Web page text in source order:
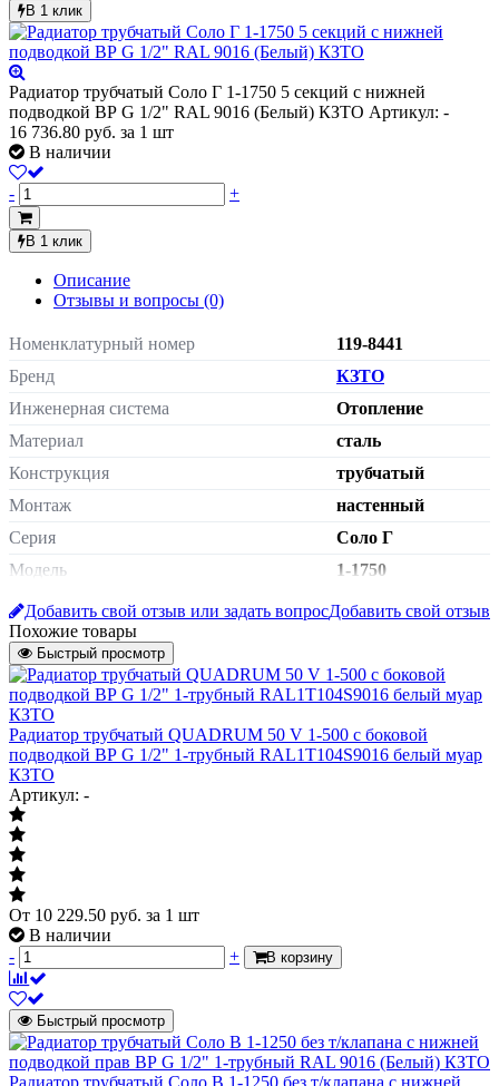
В 1 клик
Радиатор трубчатый Соло Г 1-1750 5 секций с нижней
подводкой ВР G 1/2" RAL 9016 (Белый) КЗТО Артикул: -
16 736.80 руб. за 1 шт
В наличии
- +
В 1 клик
Описание
Отзывы и вопросы (0)
Номенклатурный номер
119-8441
Бренд
КЗТО
Инженерная система
Отопление
Материал
сталь
Конструкция
трубчатый
Монтаж
настенный
Серия
Соло Г
Модель
1-1750
Тип подключения
нижнее
подключение
Сторона подключения
Подключение к системе отопления
внутренняя резьба
G 1/2"
Терморегулятор
без
термостатического
Количество труб в одной секции
Цвет
Масса нетто
Страна происхождения
Количество секций
Отапливаемая площадь
Отапливаемая площадь
Подбор отопительного прибора по
площади помещения несет
рекомендательный характер. За основу
Добавить свой отзыв или задать вопросДобавить свой отзыв
Похожие товары
Быстрый просмотр
Радиатор трубчатый QUADRUM 50 V 1-500 с боковой
подводкой ВР G 1/2" 1-трубный RAL1Т104S9016 белый муар
КЗТО
Артикул: -
От 10 229.50 руб. за 1 шт
В наличии
-
+ В корзину
Быстрый просмотр
Радиатор трубчатый Соло В 1-1250 без т/клапана с нижней